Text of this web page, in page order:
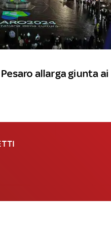
allarga giunta ai